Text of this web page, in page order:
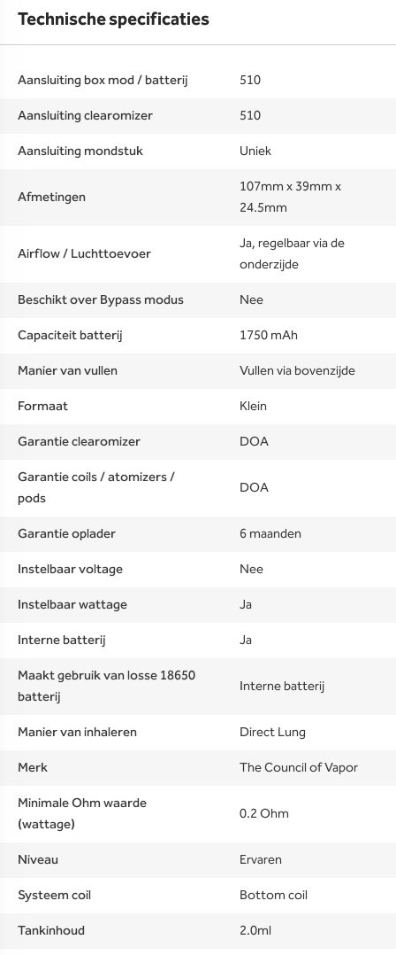
Technische specificaties
Aansluiting box mod / batterij
510
Aansluiting clearomizer
510
Aansluiting mondstuk
Uniek
Afmetingen
107mm x 39mm x
24.5mm
Airflow / Luchttoevoer
Ja, regelbaar via de
onderzijde
Beschikt over Bypass modus
Nee
Capaciteit batterij
1750 mAh
Manier van vullen
Vullen via bovenzijde
Formaat
Klein
Garantie clearomizer
DOA
Garantie coils / atomizers /
pods
DOA
Garantie oplader
6 maanden
Instelbaar voltage
Nee
Instelbaar wattage
Ja
Interne batterij
Ja
Maakt gebruik van losse 18650
batterij
Interne batterij
Manier van inhaleren
Direct Lung
Merk
The Council of Vapor
Minimale Ohm waarde
(wattage)
0.2 Ohm
Niveau
Ervaren
Systeem coil
Bottom coil
Tankinhoud
2.0ml